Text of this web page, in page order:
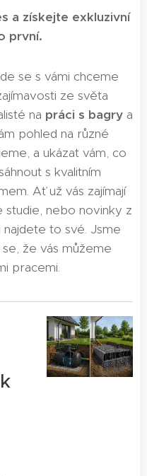
a získejte exkluzivní
první.
se s vámi chceme
ze světa
na práci s bagrya
pohled na různé
a ukázat vám, co
s kvalitním
Ať už vás zajímají
studie, nebo novinky z
najdete to své. Jsme
že vás můžeme
pracemi.